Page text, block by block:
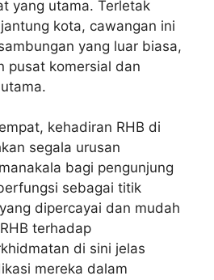
yang utama. Terletak
kota, cawangan ini
yang luar biasa,
pusat komersial dan
kehadiran RHB di
segala urusan
bagi pengunjung
sebagai titik
dipercayai dan mudah
terhadap
di sini jelas
mereka dalam